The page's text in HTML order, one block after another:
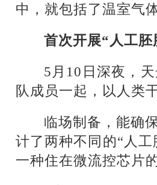
中，就包括了温室气
首次开展“人工
5月10日深夜，
队成员一起，以人类
临场制备，能确
计了两种不同的“人
一种住在微流控芯片